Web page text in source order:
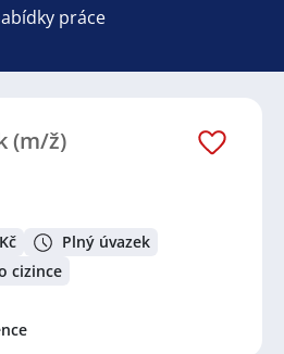
práce
(m/ž)
Plný úvazek
cizince